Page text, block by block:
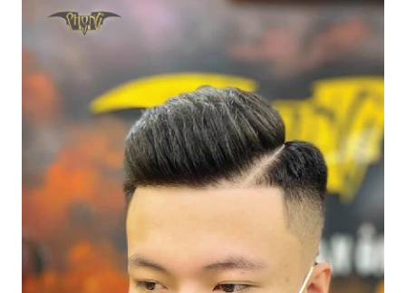
Tóc ngắn nam đẹp nhất, nổi bật trong top 25 kiểu tóc hot
hiện nay.